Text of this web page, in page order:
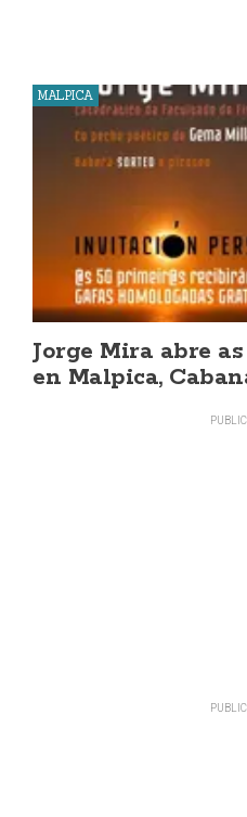
MALPICA
Jorge Mira abre
en Malpica,